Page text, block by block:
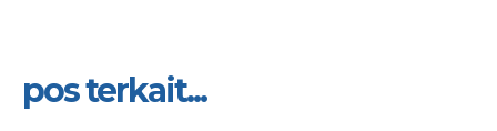
pos terkait...